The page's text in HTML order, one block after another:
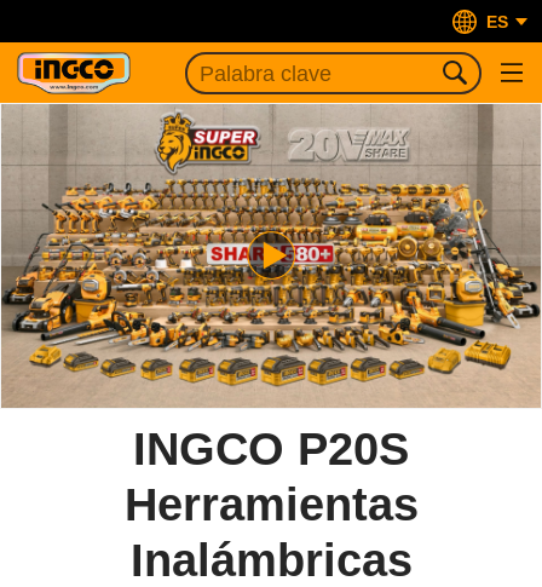
ES
INGCO P20S
Herramientas
Inalámbricas